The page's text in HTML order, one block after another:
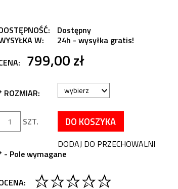
Dostępny
W:
24h - wysyłka gratis!
799,00 zł
ROZMIAR:
SZT. DO KOSZYKA
DODAJ DO PRZECHOWALNI
- Pole wymagane